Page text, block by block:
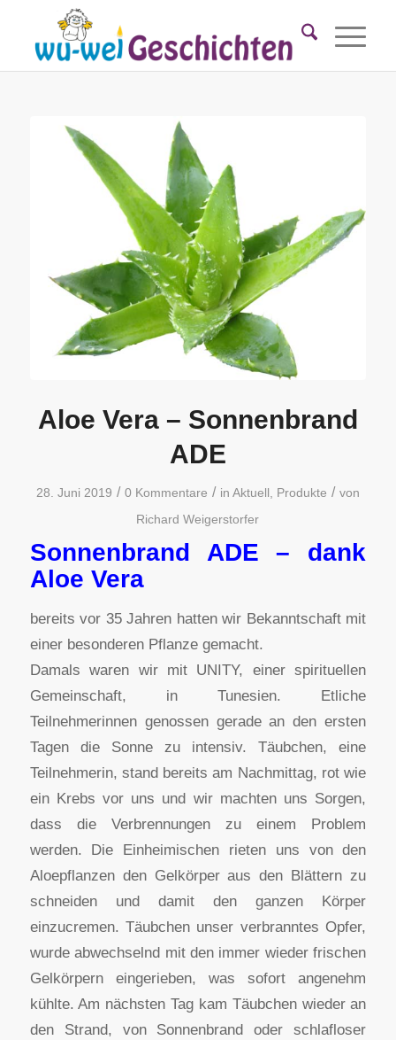
Aloe Vera – Sonnenbrand
ADE
28. Juni 2019 / 0 Kommentare / in Aktuell, Produkte / von
Richard Weigerstorfer
Sonnenbrand ADE – dank
Aloe Vera
bereits vor 35 Jahren hatten wir Bekanntschaft mit
einer besonderen Pflanze gemacht.
Damals waren wir mit UNITY, einer spirituellen
Gemeinschaft, in Tunesien. Etliche
Teilnehmerinnen genossen gerade an den ersten
Tagen die Sonne zu intensiv. Täubchen, eine
Teilnehmerin, stand bereits am Nachmittag, rot wie
ein Krebs vor uns und wir machten uns Sorgen,
dass die Verbrennungen zu einem Problem
werden. Die Einheimischen rieten uns von den
Aloepflanzen den Gelkörper aus den Blättern zu
schneiden und damit den ganzen Körper
einzucremen. Täubchen unser verbranntes Opfer,
wurde abwechselnd mit den immer wieder frischen
Gelkörpern eingerieben, was sofort angenehm
kühlte. Am nächsten Tag kam Täubchen wieder an
den Strand, von Sonnenbrand oder schlafloser